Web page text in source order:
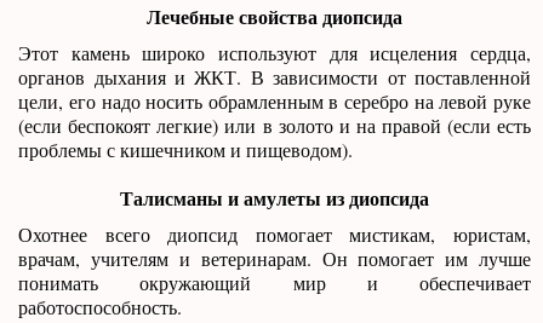
Лечебные свойства диопсида
Этот камень широко используют для исцеления сердца,
органов дыхания и ЖКТ. В зависимости от поставленной
цели, его надо носить обрамленным в серебро на левой руке
(если беспокоят легкие) или в золото и на правой (если есть
проблемы с кишечником и пищеводом).
Талисманы и амулеты из диопсида
Охотнее всего диопсид помогает мистикам, юристам,
врачам, учителям и ветеринарам. Он помогает им лучше
понимать окружающий мир и обеспечивает
работоспособность.